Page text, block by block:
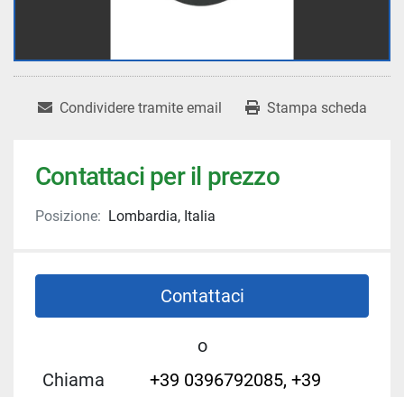
Condividere tramite email Stampa scheda
Contattaci per il prezzo
Posizione: Lombardia, Italia
Contattaci
o
Chiama
+39 0396792085, +39